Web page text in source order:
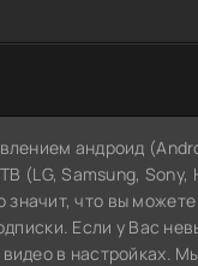
андроид
(LG, Samsung, Sony,
что вы
Если у Вас
в настройках.